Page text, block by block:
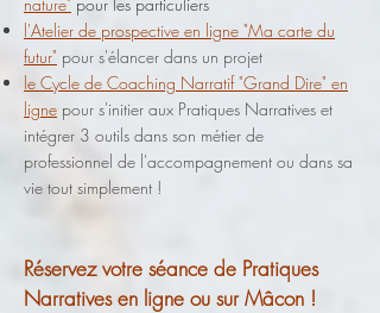
l'Atelier de prospective en ligne "Ma carte du
futur" pour s'élancer dans un projet
le Cycle de Coaching Narratif "Grand Dire" en
ligne pour s'initier aux Pratiques Narratives et
intégrer 3 outils dans son métier de
professionnel de l'accompagnement ou dans sa
vie tout simplement !
Réservez votre séance de Pratiques
Narratives en ligne ou sur Mâcon !